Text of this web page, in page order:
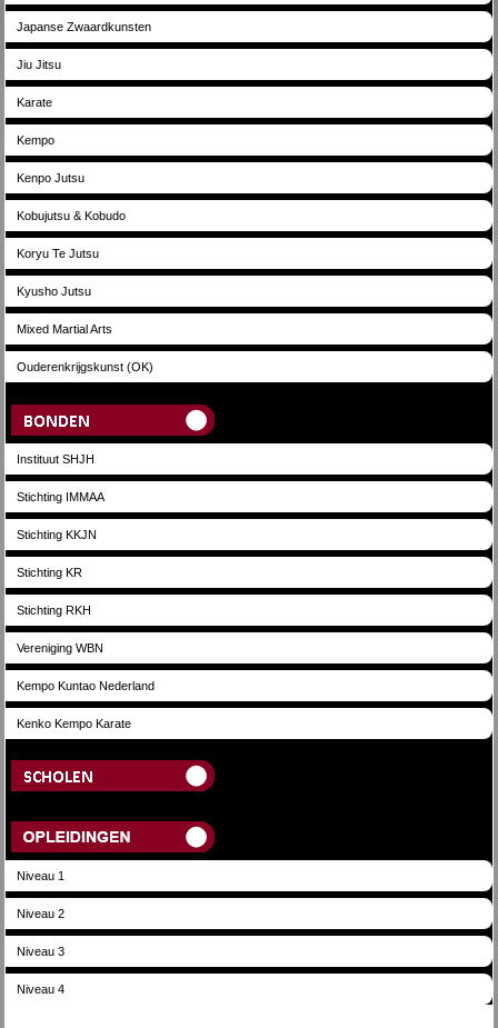
Japanse Zwaardkunsten
Jiu Jitsu
Karate
Kempo
Kenpo Jutsu
Kobujutsu & Kobudo
Koryu Te Jutsu
Kyusho Jutsu
Mixed Martial Arts
Ouderenkrijgskunst (OK)
Instituut SHJH
Stichting IMMAA
Stichting KKJN
Stichting KR
Stichting RKH
Vereniging WBN
Kempo Kuntao Nederland
Kenko Kempo Karate
Niveau 1
Niveau 2
Niveau 3
Niveau 4